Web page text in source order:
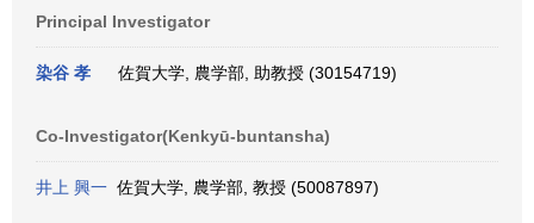
Principal Investigator
染谷 孝 佐賀大学, 農学部, 助教授 (30154719)
Co-Investigator(Kenkyū-buntansha)
井上 興一 佐賀大学, 農学部, 教授 (50087897)